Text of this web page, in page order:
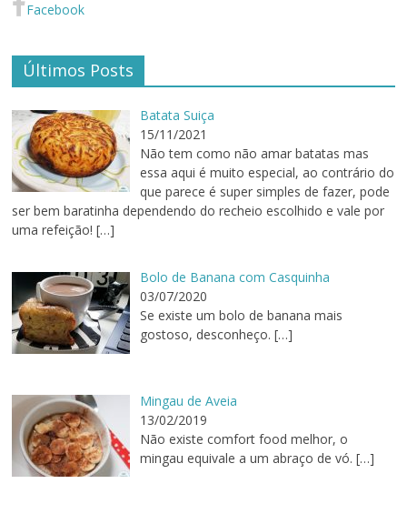
Facebook
Últimos Posts
Batata Suiça
15/11/2021
Não tem como não amar batatas mas
essa aqui é muito especial, ao contrário do
que parece é super simples de fazer, pode
ser bem baratinha dependendo do recheio escolhido e vale por
uma refeição! […]
Bolo de Banana com Casquinha
03/07/2020
Se existe um bolo de banana mais
gostoso, desconheço. […]
Mingau de Aveia
13/02/2019
Não existe comfort food melhor, o
mingau equivale a um abraço de vó. […]